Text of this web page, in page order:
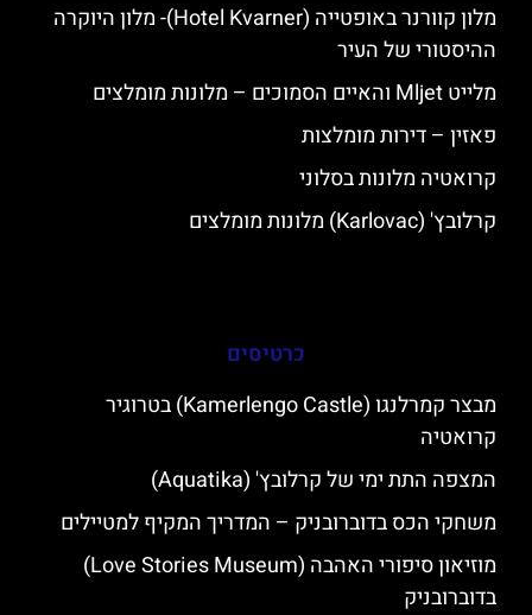
מלון קוורנר באופטייה (Hotel Kvarner)- מלון היוקרה
ההיסטורי של העיר
מלייט Mljet והאיים הסמוכים – מלונות מומלצים
פאזין – דירות מומלצות
קרואטיה מלונות בסלוני
קרלובץ' (Karlovac) מלונות מומלצים
כרטיסים
מבצר קמרלנגו (Kamerlengo Castle) בטרוגיר
קרואטיה
המצפה התת ימי של קרלובץ' (Aquatika)
משחקי הכס בדוברובניק – המדריך המקיף למטיילים
מוזיאון סיפורי האהבה (Love Stories Museum)
בדוברובניק